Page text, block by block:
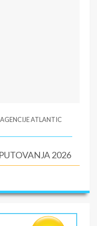
ATLANTIC
2026